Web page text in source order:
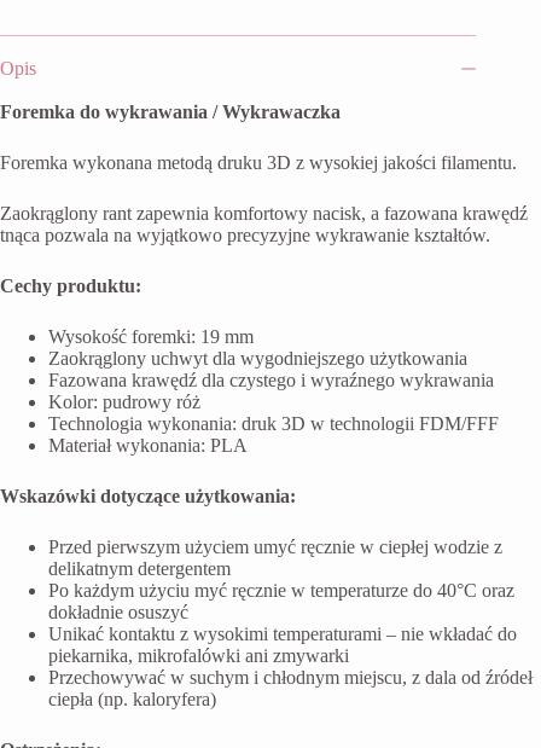
Opis
Foremka do wykrawania / Wykrawaczka
Foremka wykonana metodą druku 3D z wysokiej jakości filamentu.
Zaokrąglony rant zapewnia komfortowy nacisk, a fazowana krawędź
tnąca pozwala na wyjątkowo precyzyjne wykrawanie kształtów.
Cechy produktu:
Wysokość foremki: 19 mm
Zaokrąglony uchwyt dla wygodniejszego użytkowania
Fazowana krawędź dla czystego i wyraźnego wykrawania
Kolor: pudrowy róż
Technologia wykonania: druk 3D w technologii FDM/FFF
Materiał wykonania: PLA
Wskazówki dotyczące użytkowania:
Przed pierwszym użyciem umyć ręcznie w ciepłej wodzie z
delikatnym detergentem
Po każdym użyciu myć ręcznie w temperaturze do 40°C oraz
dokładnie osuszyć
Unikać kontaktu z wysokimi temperaturami – nie wkładać do
piekarnika, mikrofalówki ani zmywarki
Przechowywać w suchym i chłodnym miejscu, z dala od źródeł
ciepła (np. kaloryfera)